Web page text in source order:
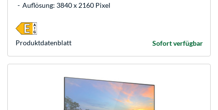
Auflösung: 3840 x 2160 Pixel
Sofort verfügbar
Produkt­datenblatt